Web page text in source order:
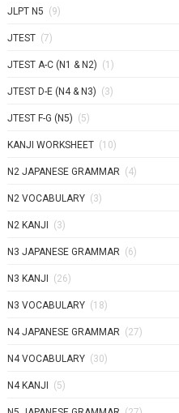
JLPT N5 (9)
JTEST (7)
JTEST A-C (N1 & N2) (1)
JTEST D-E (N4 & N3) (3)
JTEST F-G (N5) (5)
KANJI WORKSHEET (10)
N2 JAPANESE GRAMMAR (4)
N2 VOCABULARY (3)
N2 KANJI (3)
N3 JAPANESE GRAMMAR (6)
N3 KANJI (26)
N3 VOCABULARY (18)
N4 JAPANESE GRAMMAR (27)
N4 VOCABULARY (30)
N4 KANJI (5)